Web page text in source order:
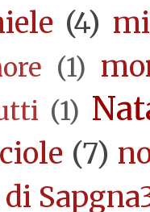
(4)
(1)
(1)
(7)